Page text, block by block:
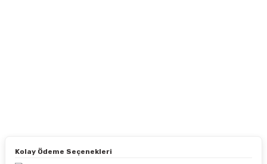
Kolay Ödeme Seçenekleri